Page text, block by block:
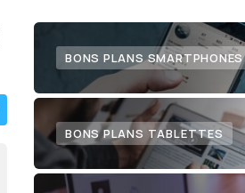
BONS PLANS SMARTPHONES
BONS PLANS TABLETTES